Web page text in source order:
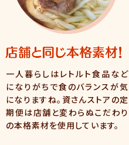
一人暮らしはレトルト食品など
になりがちで食のバランスが気
になりますね。資さんストアの定
期便は店舗と変わらぬこだわり
の本格素材を使用しています。